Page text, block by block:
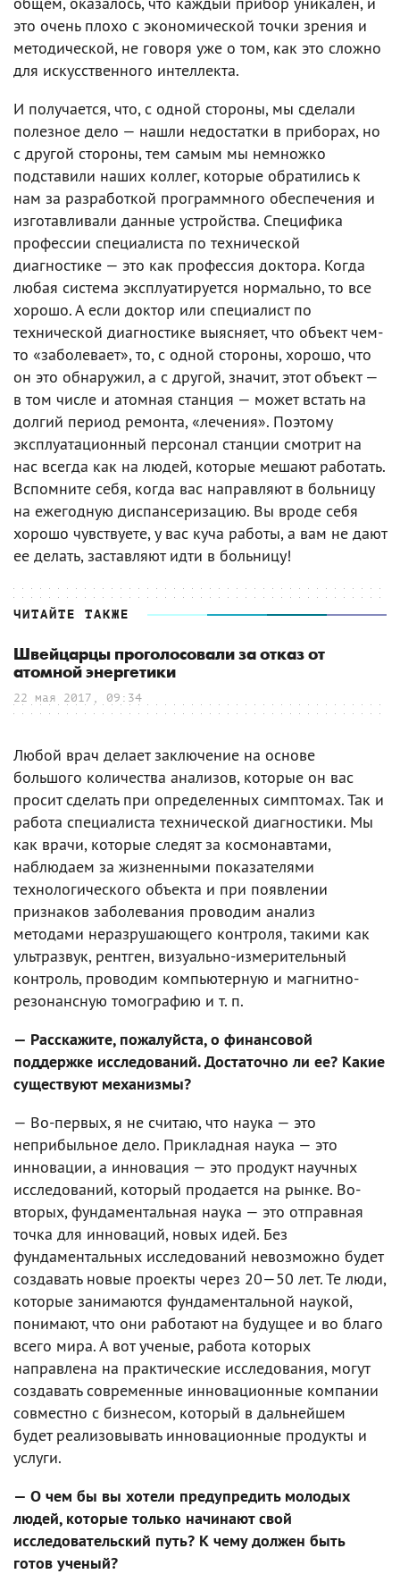
это очень плохо с экономической точки зрения и
методической, не говоря уже о том, как это сложно
для искусственного интеллекта.
И получается, что, с одной стороны, мы сделали
полезное дело — нашли недостатки в приборах, но
с другой стороны, тем самым мы немножко
подставили наших коллег, которые обратились к
нам за разработкой программного обеспечения и
изготавливали данные устройства. Специфика
профессии специалиста по технической
диагностике — это как профессия доктора. Когда
любая система эксплуатируется нормально, то все
хорошо. А если доктор или специалист по
технической диагностике выясняет, что объект чем-
то «заболевает», то, с одной стороны, хорошо, что
он это обнаружил, а с другой, значит, этот объект —
в том числе и атомная станция — может встать на
долгий период ремонта, «лечения». Поэтому
эксплуатационный персонал станции смотрит на
нас всегда как на людей, которые мешают работать.
Вспомните себя, когда вас направляют в больницу
на ежегодную диспансеризацию. Вы вроде себя
хорошо чувствуете, у вас куча работы, а вам не дают
ее делать, заставляют идти в больницу!
ЧИТАЙТЕ ТАКЖЕ
Швейцарцы проголосовали за отказ от
атомной энергетики
22 мая 2017, 09:34
Любой врач делает заключение на основе
большого количества анализов, которые он вас
просит сделать при определенных симптомах. Так и
работа специалиста технической диагностики. Мы
как врачи, которые следят за космонавтами,
наблюдаем за жизненными показателями
технологического объекта и при появлении
признаков заболевания проводим анализ
методами неразрушающего контроля, такими как
ультразвук, рентген, визуально-измерительный
контроль, проводим компьютерную и магнитно-
резонансную томографию и т. п.
— Расскажите, пожалуйста, о финансовой
поддержке исследований. Достаточно ли ее? Какие
существуют механизмы?
— Во-первых, я не считаю, что наука — это
неприбыльное дело. Прикладная наука — это
инновации, а инновация — это продукт научных
исследований, который продается на рынке. Во-
вторых, фундаментальная наука — это отправная
точка для инноваций, новых идей. Без
фундаментальных исследований невозможно будет
создавать новые проекты через 20—50 лет. Те люди,
которые занимаются фундаментальной наукой,
понимают, что они работают на будущее и во благо
всего мира. А вот ученые, работа которых
направлена на практические исследования, могут
создавать современные инновационные компании
совместно с бизнесом, который в дальнейшем
будет реализовывать инновационные продукты и
услуги.
— О чем бы вы хотели предупредить молодых
людей, которые только начинают свой
исследовательский путь? К чему должен быть
готов ученый?